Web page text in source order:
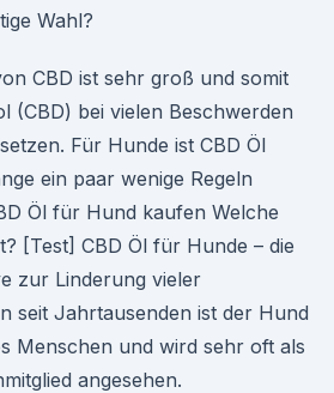
Wahl?
CBD ist sehr groß und somit
(CBD) bei vielen Beschwerden
Für Hunde ist CBD Öl
ein paar wenige Regeln
Öl für Hund kaufen Welche
[Test] CBD Öl für Hunde – die
zur Linderung vieler
seit Jahrtausenden ist der Hund
Menschen und wird sehr oft als
angesehen.